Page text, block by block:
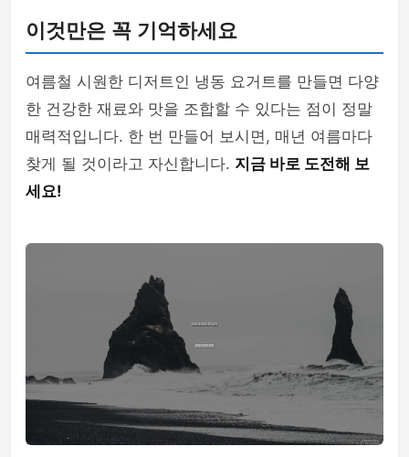
이것만은 꼭 기억하세요
여름철 시원한 디저트인 냉동 요거트를 만들면 다양
한 건강한 재료와 맛을 조합할 수 있다는 점이 정말
매력적입니다. 한 번 만들어 보시면, 매년 여름마다
찾게 될 것이라고 자신합니다. 지금 바로 도전해 보
세요!